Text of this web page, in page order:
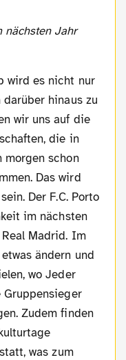
nächsten Jahr
wird es nicht nur
hinaus zu
wir uns auf die
die in
morgen schon
Das wird
Der F.C. Porto
im nächsten
Madrid. Im
ändern und
wo Jeder
Zudem finden
was zum